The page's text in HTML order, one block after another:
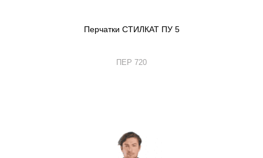
Перчатки СТИЛКАТ ПУ 5
ПЕР 720